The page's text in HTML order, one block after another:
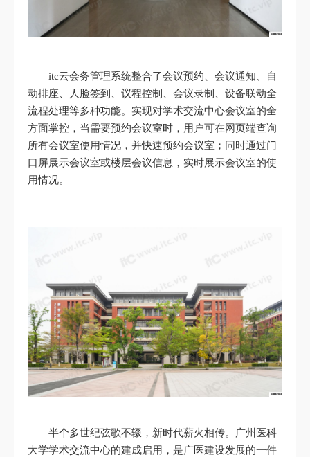
itc云会务管理系统整合了会议预约、会议通知、自
动排座、人脸签到、议程控制、会议录制、设备联动全
流程处理等多种功能。实现对学术交流中心会议室的全
方面掌控，当需要预约会议室时，用户可在网页端查询
所有会议室使用情况，并快速预约会议室；同时通过门
口屏展示会议室或楼层会议信息，实时展示会议室的使
用情况。
半个多世纪弦歌不辍，新时代薪火相传。广州医科
大学学术交流中心的建成启用，是广医建设发展的一件